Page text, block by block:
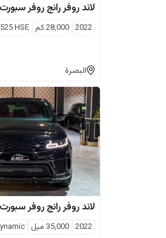
لاند روفررانج روفر سبورت
2022
28,000كم HSE
البصرة
لاند روفررانج روفر سبورت
2022
35,000 ميل